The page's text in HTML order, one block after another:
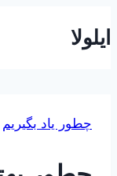
بهایلولا
چطور یاد بگیریم